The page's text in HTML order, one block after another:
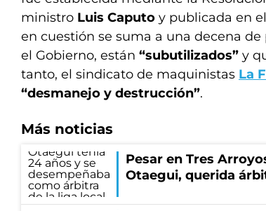
ministro Luis Caputo y publicada en
en cuestión se suma a una decena
el Gobierno, están “subutilizados” y
tanto, el sindicato de maquinistas La
“desmanejo y destrucción”.
Más noticias
Pesar en Tres
Otaegui, querida